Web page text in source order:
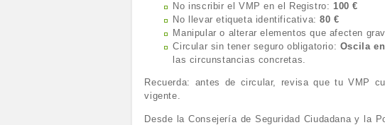
No inscribir el VMP en el Registro:100 €
No llevar etiqueta identificativa:80 €
Manipular o alterar elementos que afecten
Circular sin tener seguro obligatorio: Oscila
las circunstancias concretas.
Recuerda: antes de circular, revisa que tu VMP
vigente.
Desde la Consejería de Seguridad Ciudadana y la